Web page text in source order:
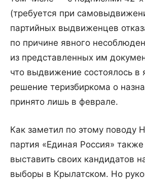
(требуется при
партийных выдвиженцев
по причине явного
из представленных им
что выдвижение состоялось в
решение теризбиркома о
принято лишь в феврале.
Как заметил по этому поводу
партия «Единая Россия»
выставить своих кандидатов
выборы в Крылатском. Но